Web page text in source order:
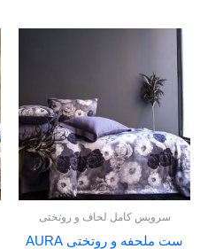
سرویس کامل لحاف و روتختی
ست ملحفه و روتختی AURA
تومان۲۶,۹۰۰,۰۰۰